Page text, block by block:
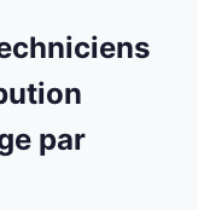
par